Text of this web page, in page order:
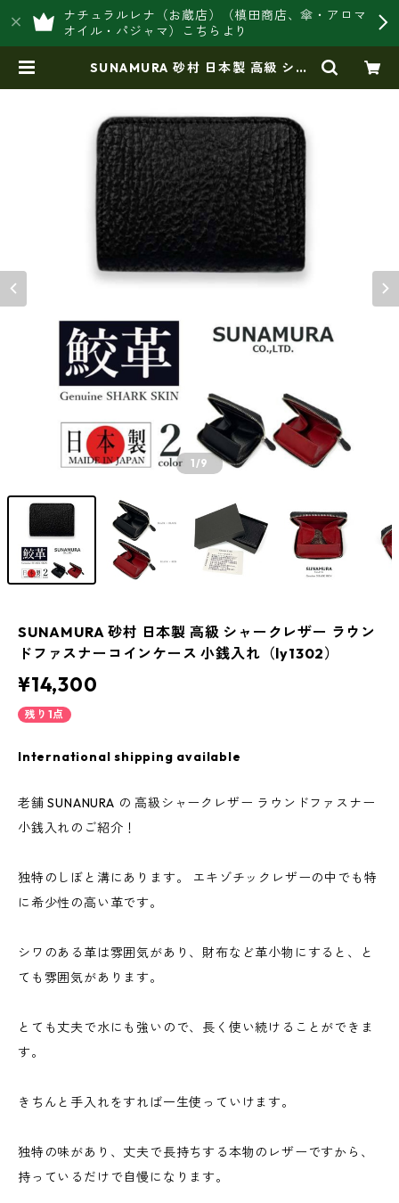
ナチュラルレナ（お蔵店）（槙田商店、傘・アロマ
オイル・パジャマ）こちらより
SUNAMURA 砂村 日本製 高級 シャ
本製・バッグ財布 専門店】レナ
ジャパンメイド ショップ
1/9
SUNAMURA 砂村 日本製 高級 シャークレザー ラウン
ドファスナーコインケース 小銭入れ（ly1302）
¥14,300
残り1点
International shipping available
老舗 SUNANURA の 高級シャークレザー ラウンドファスナー
小銭入れのご紹介！
独特のしぼと溝にあります。 エキゾチックレザーの中でも特
に希少性の高い革です。
シワのある革は雰囲気があり、財布など革小物にすると、と
ても雰囲気があります。
とても丈夫で水にも強いので、長く使い続けることができま
す。
きちんと手入れをすれば一生使っていけます。
独特の味があり、丈夫で長持ちする本物のレザーですから、
持っているだけで自慢になります。